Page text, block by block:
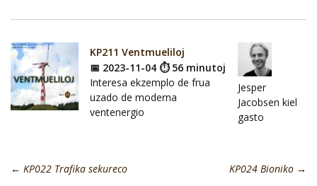
KP211 Ventmueliloj
📅 2023-11-04 ⏱ 56 minutoj
Interesa ekzemplo de frua
uzado de moderna
ventenergio
Jesper
Jacobsen kiel
gasto
← KP022 Trafika sekureco KP024 Bioniko →